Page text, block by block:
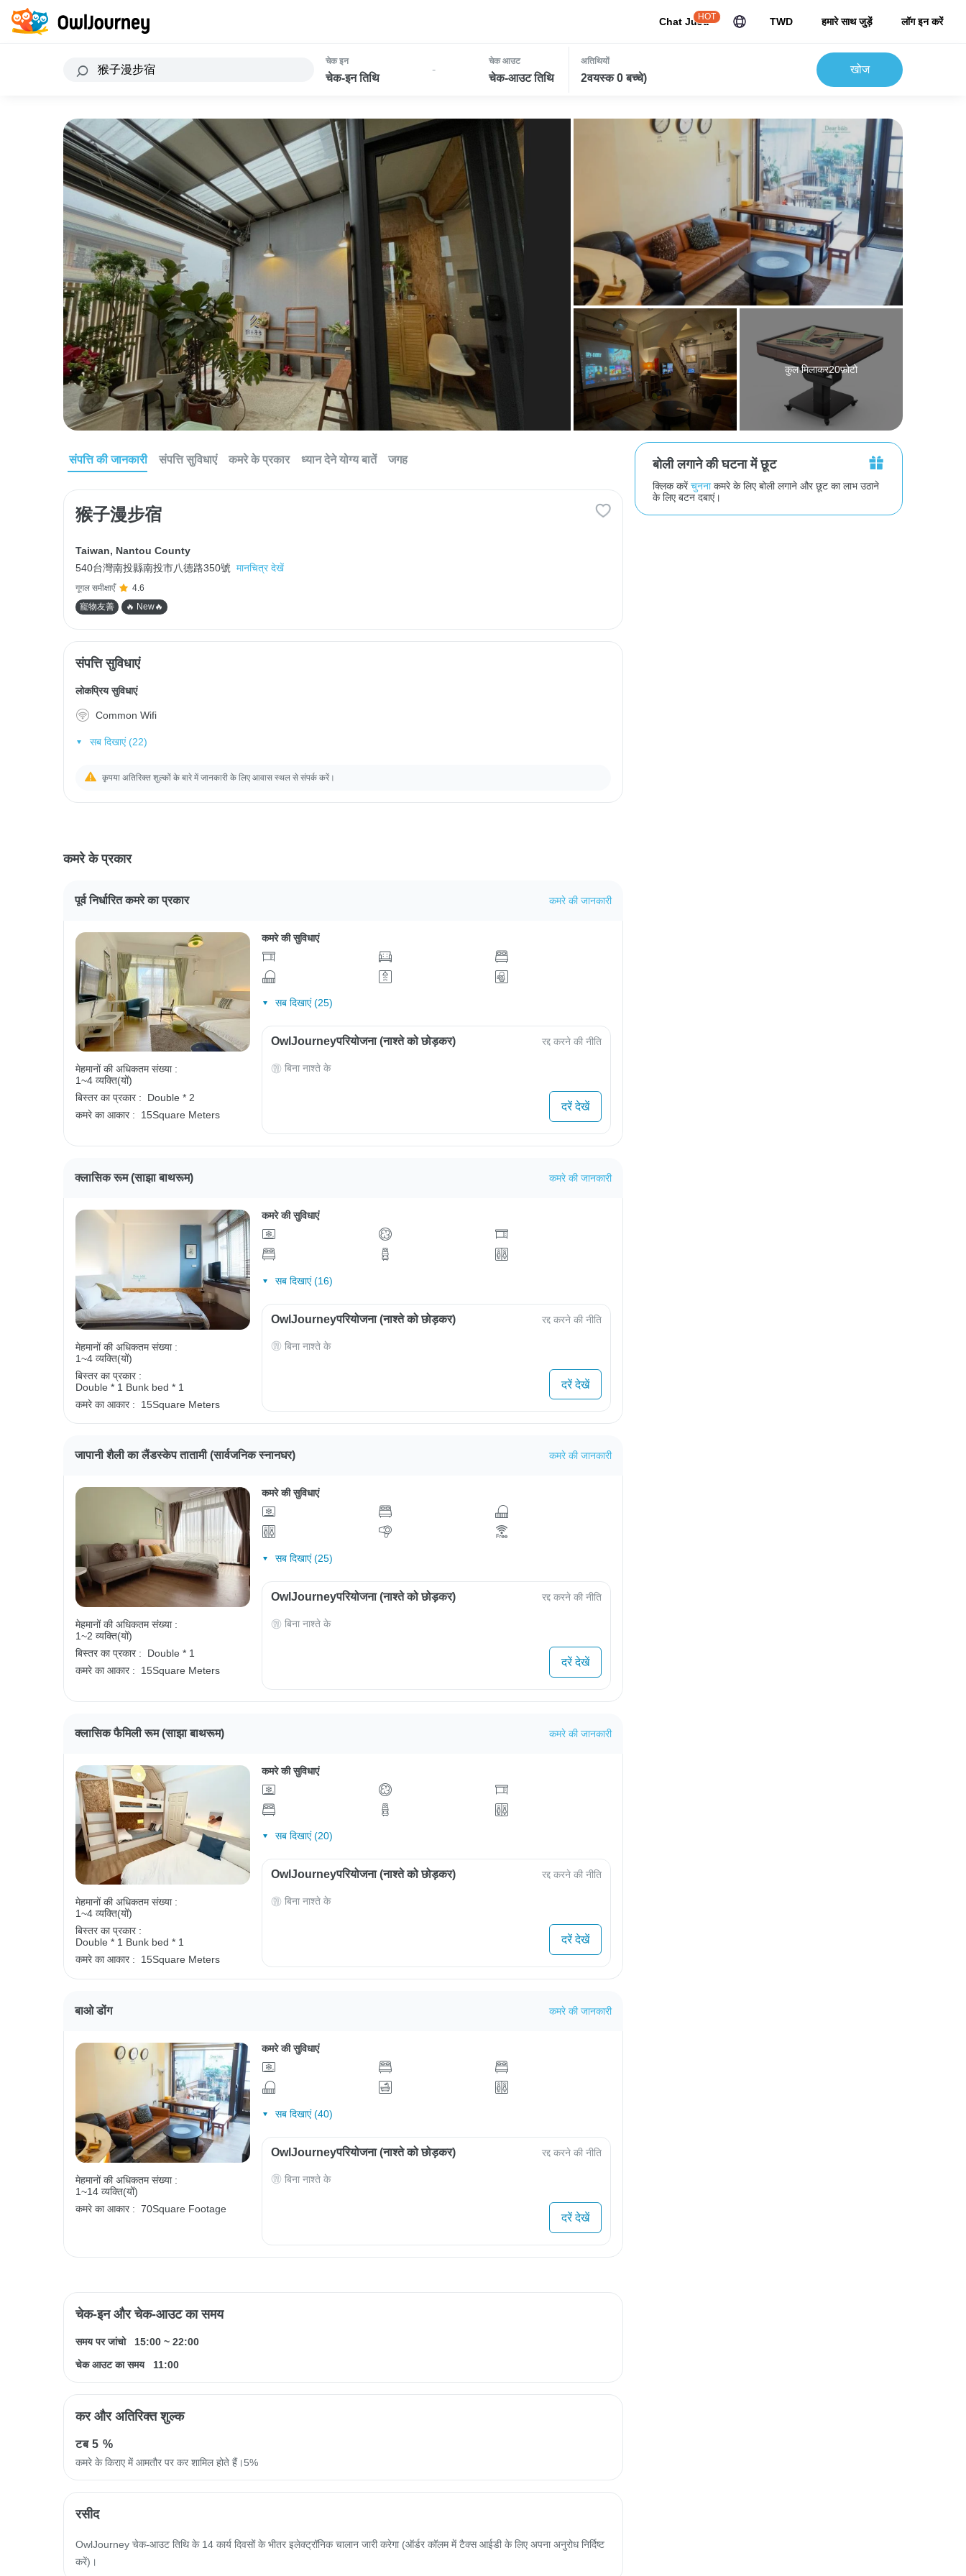
Chat JuJu
HOT TWD हमारे साथ जुड़ें लॉग इन करें
चेक इन
चेक-इन तिथि
-
चेक आउट
चेक-आउट तिथि
अतिथियों
2वयस्क 0 बच्चे)
खोज
कुल मिलाकर20फ़ोटो
संपत्ति की जानकारी संपत्ति सुविधाएं कमरे के प्रकार ध्यान देने योग्य बातें जगह
猴子漫步宿
Taiwan, Nantou County
540台灣南投縣南投市八德路350號 मानचित्र देखें
गूगल समीक्षाएँ
4.6
寵物友善
🔥 New🔥
संपत्ति सुविधाएं
लोकप्रिय सुविधाएं
Common Wifi
सब दिखाएं (22)
कृपया अतिरिक्त शुल्कों के बारे में जानकारी के लिए आवास स्थल से संपर्क करें।
कमरे के प्रकार
पूर्व निर्धारित कमरे का प्रकार कमरे की जानकारी
मेहमानों की अधिकतम संख्या :
1~4 व्यक्ति(यों)
बिस्तर का प्रकार :
Double * 2
कमरे का आकार :
15Square Meters
कमरे की सुविधाएं
सब दिखाएं (25)
OwlJourneyपरियोजना (नाश्ते को छोड़कर) रद्द करने की नीति
बिना नाश्ते के
दरें देखें
क्लासिक रूम (साझा बाथरूम) कमरे की जानकारी
मेहमानों की अधिकतम संख्या :
1~4 व्यक्ति(यों)
बिस्तर का प्रकार :
Double * 1 Bunk bed * 1
कमरे का आकार :
15Square Meters
कमरे की सुविधाएं
सब दिखाएं (16)
OwlJourneyपरियोजना (नाश्ते को छोड़कर) रद्द करने की नीति
बिना नाश्ते के
दरें देखें
जापानी शैली का लैंडस्केप तातामी (सार्वजनिक स्नानघर) कमरे की जानकारी
मेहमानों की अधिकतम संख्या :
1~2 व्यक्ति(यों)
बिस्तर का प्रकार :
Double * 1
कमरे का आकार :
15Square Meters
कमरे की सुविधाएं
सब दिखाएं (25)
OwlJourneyपरियोजना (नाश्ते को छोड़कर) रद्द करने की नीति
बिना नाश्ते के
दरें देखें
क्लासिक फैमिली रूम (साझा बाथरूम) कमरे की जानकारी
मेहमानों की अधिकतम संख्या :
1~4 व्यक्ति(यों)
बिस्तर का प्रकार :
Double * 1 Bunk bed * 1
कमरे का आकार :
15Square Meters
कमरे की सुविधाएं
सब दिखाएं (20)
OwlJourneyपरियोजना (नाश्ते को छोड़कर) रद्द करने की नीति
बिना नाश्ते के
दरें देखें
बाओ डोंग कमरे की जानकारी
मेहमानों की अधिकतम संख्या :
1~14 व्यक्ति(यों)
कमरे का आकार : 70Square Footage
कमरे की सुविधाएं
सब दिखाएं (40)
OwlJourneyपरियोजना (नाश्ते को छोड़कर) रद्द करने की नीति
बिना नाश्ते के
दरें देखें
चेक-इन और चेक-आउट का समय
समय पर जांचो 15:00 ~ 22:00
चेक आउट का समय
11:00
कर और अतिरिक्त शुल्क
टब5 %
कमरे के किराए में आमतौर पर कर शामिल होते हैं।5%
रसीद
OwlJourney चेक-आउट तिथि के 14 कार्य दिवसों के भीतर इलेक्ट्रॉनिक चालान जारी करेगा (ऑर्डर कॉलम में टैक्स आईडी के लिए अपना अनुरोध निर्दिष्ट
करें)।
बोली लगाने की घटना में छूट
क्लिक करेंचुननाकमरे के लिए बोली लगाने और छूट का लाभ उठाने
के लिए बटन दबाएं।